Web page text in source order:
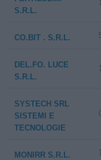
S.R.L.
CO.BIT . S.R.L.
DEL.FO. LUCE
S.R.L.
SYSTECH SRL
SISTEMI E
TECNOLOGIE
MONIRR S.R.L.